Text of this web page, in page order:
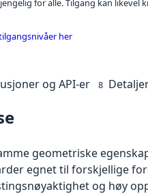
for alle. Tilgang kan likevel
her
og API-er 8
geometriske
egnet til forskjellige
og høy